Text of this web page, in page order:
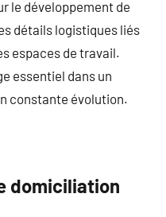
le développement de
détails logistiques liés
espaces de travail.
essentiel dans un
constante évolution.
domiciliation